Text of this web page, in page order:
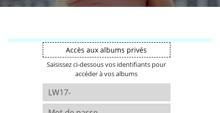
Accès aux albums privés
Saisissez ci-dessous vos identifiants pour
accéder à vos albums